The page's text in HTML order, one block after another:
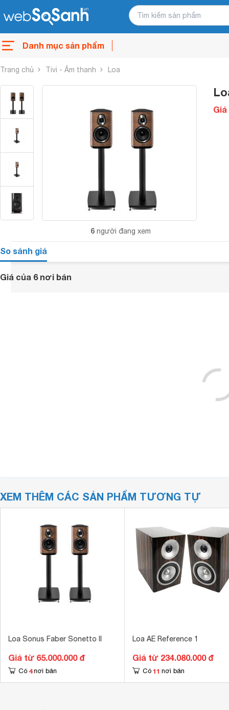
Danh mục sản phẩm
Trang chủ Tivi - Âm thanh Loa
6 người đang xem
Giá
So sánh giá
Giá của 6 nơi bán
XEM THÊM CÁC SẢN PHẨM TƯƠNG TỰ
Loa Sonus Faber Sonetto II
Giá từ 65.000.000 đ
Có 4 nơi bán
Loa AE Reference 1
Giá từ 234.080.000 đ
Có 11 nơi bán